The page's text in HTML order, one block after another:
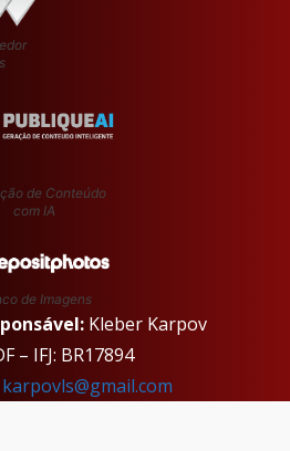
de Conteúdo
com IA
de Imagens
Kleber Karpov
– IFJ: BR17894
karpovls@gmail.com